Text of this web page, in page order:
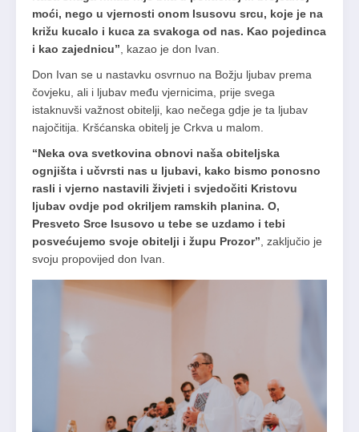
moći, nego u vjernosti onom Isusovu srcu, koje je na
križu kucalo i kuca za svakoga od nas. Kao pojedinca
i kao zajednicu”, kazao je don Ivan.
Don Ivan se u nastavku osvrnuo na Božju ljubav prema
čovjeku, ali i ljubav među vjernicima, prije svega
istaknuvši važnost obitelji, kao nečega gdje je ta ljubav
najočitija. Kršćanska obitelj je Crkva u malom.
“Neka ova svetkovina obnovi naša obiteljska
ognjišta i učvrsti nas u ljubavi, kako bismo ponosno
rasli i vjerno nastavili živjeti i svjedočiti Kristovu
ljubav ovdje pod okriljem ramskih planina. O,
Presveto Srce Isusovo u tebe se uzdamo i tebi
posvećujemo svoje obitelji i župu Prozor”, zaključio je
svoju propovijed don Ivan.